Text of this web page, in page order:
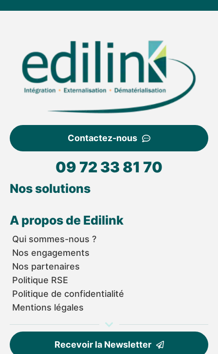
Contactez-nous
09 72 33 81 70
Nos solutions
A propos de Edilink
Qui sommes-nous ?
Nos engagements
Nos partenaires
Politique RSE
Politique de confidentialité
Mentions légales
Recevoir la Newsletter